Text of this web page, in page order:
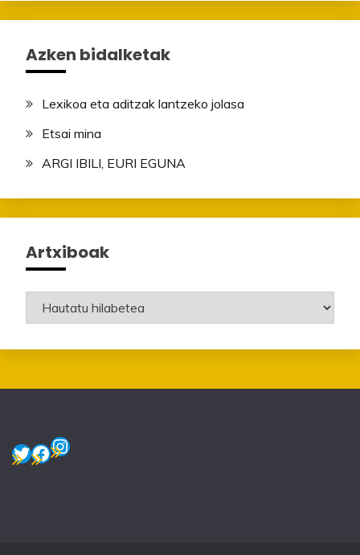
Azken bidalketak
Lexikoa eta aditzak lantzeko jolasa
Etsai mina
ARGI IBILI, EURI EGUNA
Artxiboak
Artxiboak
Twitter
Facebook
Instagram